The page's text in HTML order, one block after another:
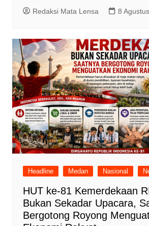
Redaksi Mata Lensa 8
Headline Medan Nasional
HUT ke-81 Kemerdekaan
Bukan Sekadar Upacara,
Bergotong Royong